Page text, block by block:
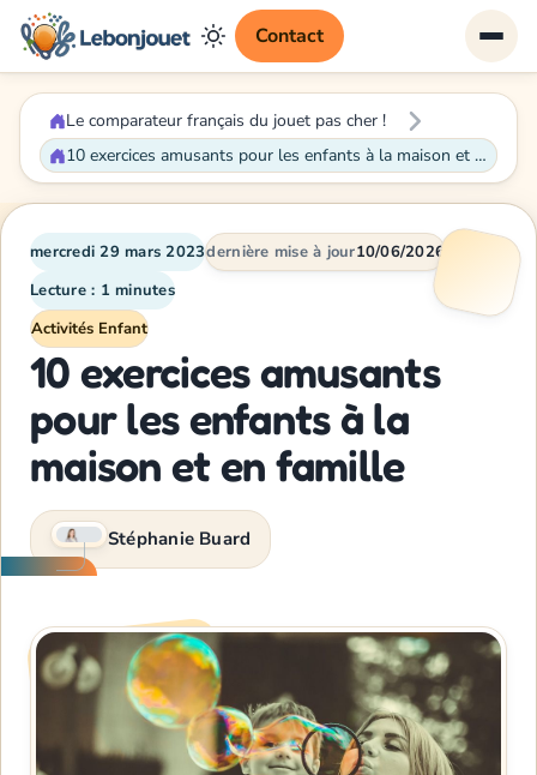
Contact
Le comparateur français du jouet pas cher !
10 exercices amusants pour les enfants à la maison et en famille
mercredi 29 mars 2023dernière mise à jour10/06/2026
Lecture : 1 minutes
Activités Enfant
10 exercices amusants
pour les enfants à la
maison et en famille
Stéphanie Buard